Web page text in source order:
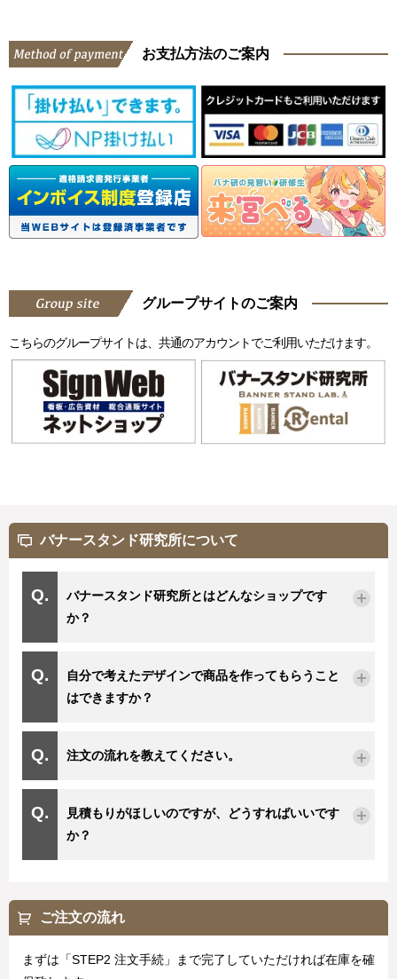
お支払方法のご案内
グループサイトのご案内
こちらのグループサイトは、共通のアカウントでご利用いただけます。
バナースタンド研究所について
バナースタンド研究所とはどんなショップです
か？
自分で考えたデザインで商品を作ってもらうこと
はできますか？
注文の流れを教えてください。
見積もりがほしいのですが、どうすればいいです
か？
ご注文の流れ
まずは「STEP2 注文手続」まで完了していただければ在庫を確